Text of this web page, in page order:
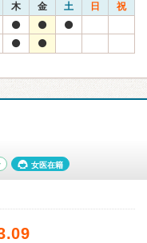
木 金 土 日 祝
女医在籍